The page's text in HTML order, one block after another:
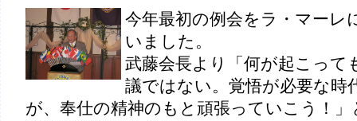
今年最初の例会をラ・マーレ
いました。
武藤会長より「何が起こって
議ではない。覚悟が必要な時
が、奉仕の精神のもと頑張っていこう！」